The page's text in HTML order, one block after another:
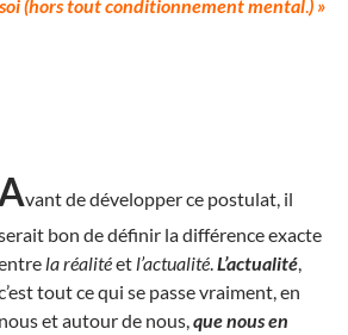
(hors tout conditionnement mental ) »
Avant de développer ce postulat, il
bon de définir la différence exacte
laréalitéet l’actualité L’actualité
tout ce qui se passe vraiment, en
nous et autour de nous, que nous en